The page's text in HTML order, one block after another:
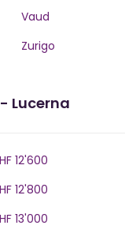
Vaud
Zurigo
Lucerna
12'600
12'800
13'000